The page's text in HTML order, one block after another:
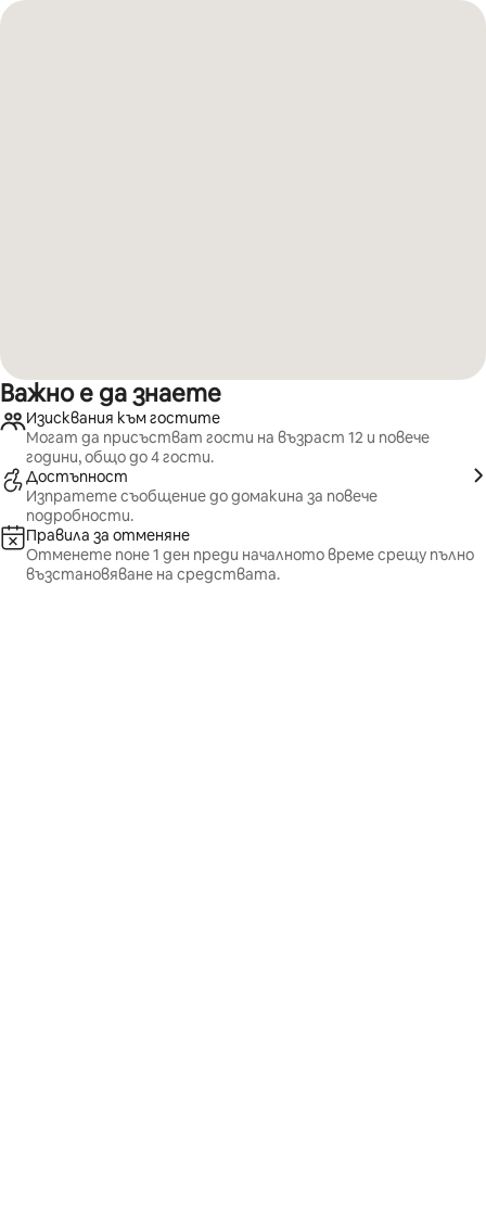
Важно е да знаете
Изисквания към гостите
Могат да присъстват гости на възраст 12 и повече
години, общо до 4 гости.
Достъпност
Изпратете съобщение до домакина за повече
подробности.
Правила за отменяне
Отменете поне 1 ден преди началното време срещу пълно
възстановяване на средствата.